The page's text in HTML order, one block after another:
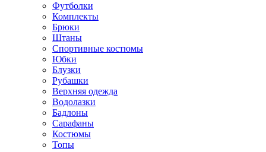
Футболки
Комплекты
Брюки
Штаны
Спортивные костюмы
Юбки
Блузки
Рубашки
Верхняя одежда
Водолазки
Бадлоны
Сарафаны
Костюмы
Топы